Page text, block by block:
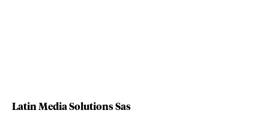
Latin Media Solutions Sas